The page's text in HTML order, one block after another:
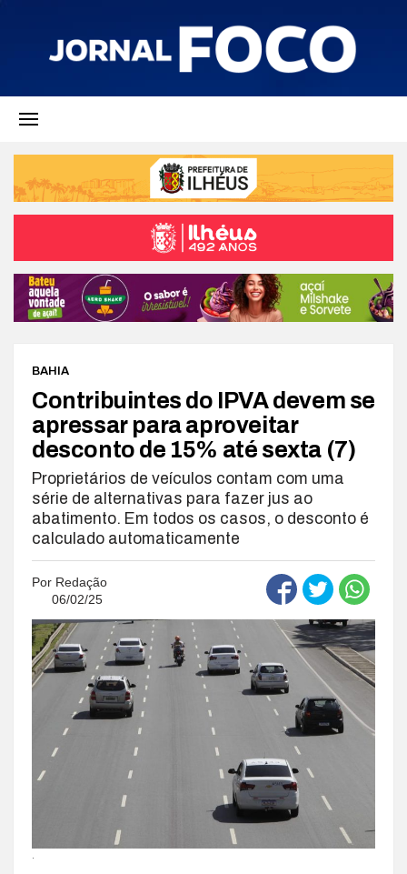
BAHIA
Contribuintes do IPVA devem se
apressar para aproveitar
desconto de 15% até sexta (7)
Proprietários de veículos contam com uma
série de alternativas para fazer jus ao
abatimento. Em todos os casos, o desconto é
calculado automaticamente
Por Redação
06/02/25